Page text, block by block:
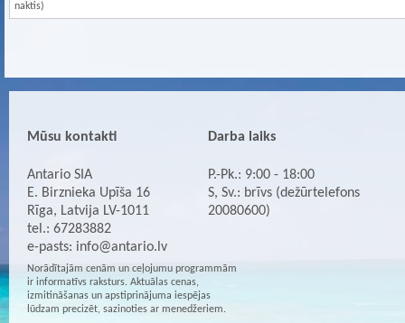
naktis)
Mūsu kontakti
Antario SIA
E. Birznieka Upīša 16
Rīga, Latvija LV-1011
tel.: 67283882
e-pasts: info@antario.lv
Darba laiks
P.-Pk.: 9:00 - 18:00
S, Sv.: brīvs (dežūrtelefons
20080600)
Norādītajām cenām un ceļojumu programmām
ir informatīvs raksturs. Aktuālas cenas,
izmitināšanas un apstiprinājuma iespējas
lūdzam precizēt, sazinoties ar menedžeriem.